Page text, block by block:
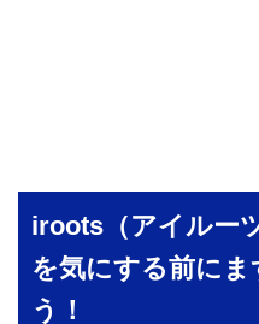
iroots（アイルー
を気にする前にま
う！